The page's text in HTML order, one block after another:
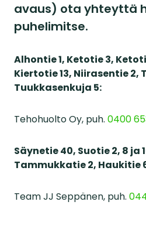
avaus) ota yhteyttä
puhelimitse.
Alhontie 1, Ketotie 3,
Kiertotie 13, Niirasentie 2,
Tuukkasenkuja 5:
Tehohuolto Oy, puh. 0400
Säynetie 40, Suotie 2, 8 ja
Tammukkatie 2, Haukitie
Team JJ Seppänen, puh.